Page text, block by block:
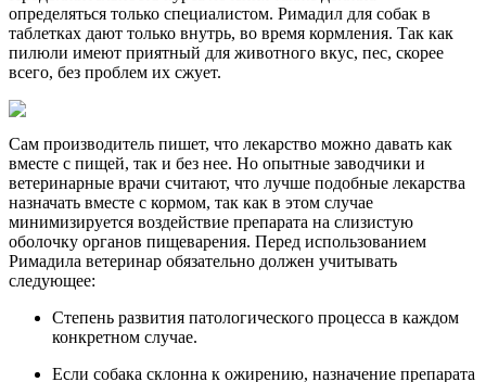
определяться только специалистом. Римадил для собак в
таблетках дают только внутрь, во время кормления. Так как
пилюли имеют приятный для животного вкус, пес, скорее
всего, без проблем их сжует.
Сам производитель пишет, что лекарство можно давать как
вместе с пищей, так и без нее. Но опытные заводчики и
ветеринарные врачи считают, что лучше подобные лекарства
назначать вместе с кормом, так как в этом случае
минимизируется воздействие препарата на слизистую
оболочку органов пищеварения. Перед использованием
Римадила ветеринар обязательно должен учитывать
следующее:
Степень развития патологического процесса в каждом
конкретном случае.
Если собака склонна к ожирению, назначение препарата